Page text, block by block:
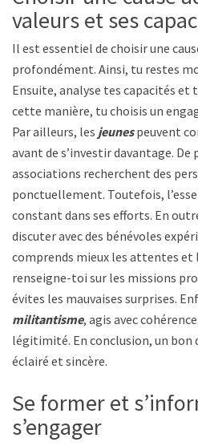
valeurs et ses
Il est essentiel de choisir une
profondément. Ainsi, tu restes
Ensuite, analyse tes capacités et
cette manière, tu choisis un
Par ailleurs, les jeunespeuvent
avant de s’investir davantage. De
associations recherchent des
ponctuellement. Toutefois,
constant dans ses efforts. En
discuter avec des bénévoles
comprends mieux les attentes et
renseigne-toi sur les missions
évites les mauvaises surprises.
militantisme, agis avec
légitimité. En conclusion, un bon
éclairé et sincère.
Se former et
s’engager